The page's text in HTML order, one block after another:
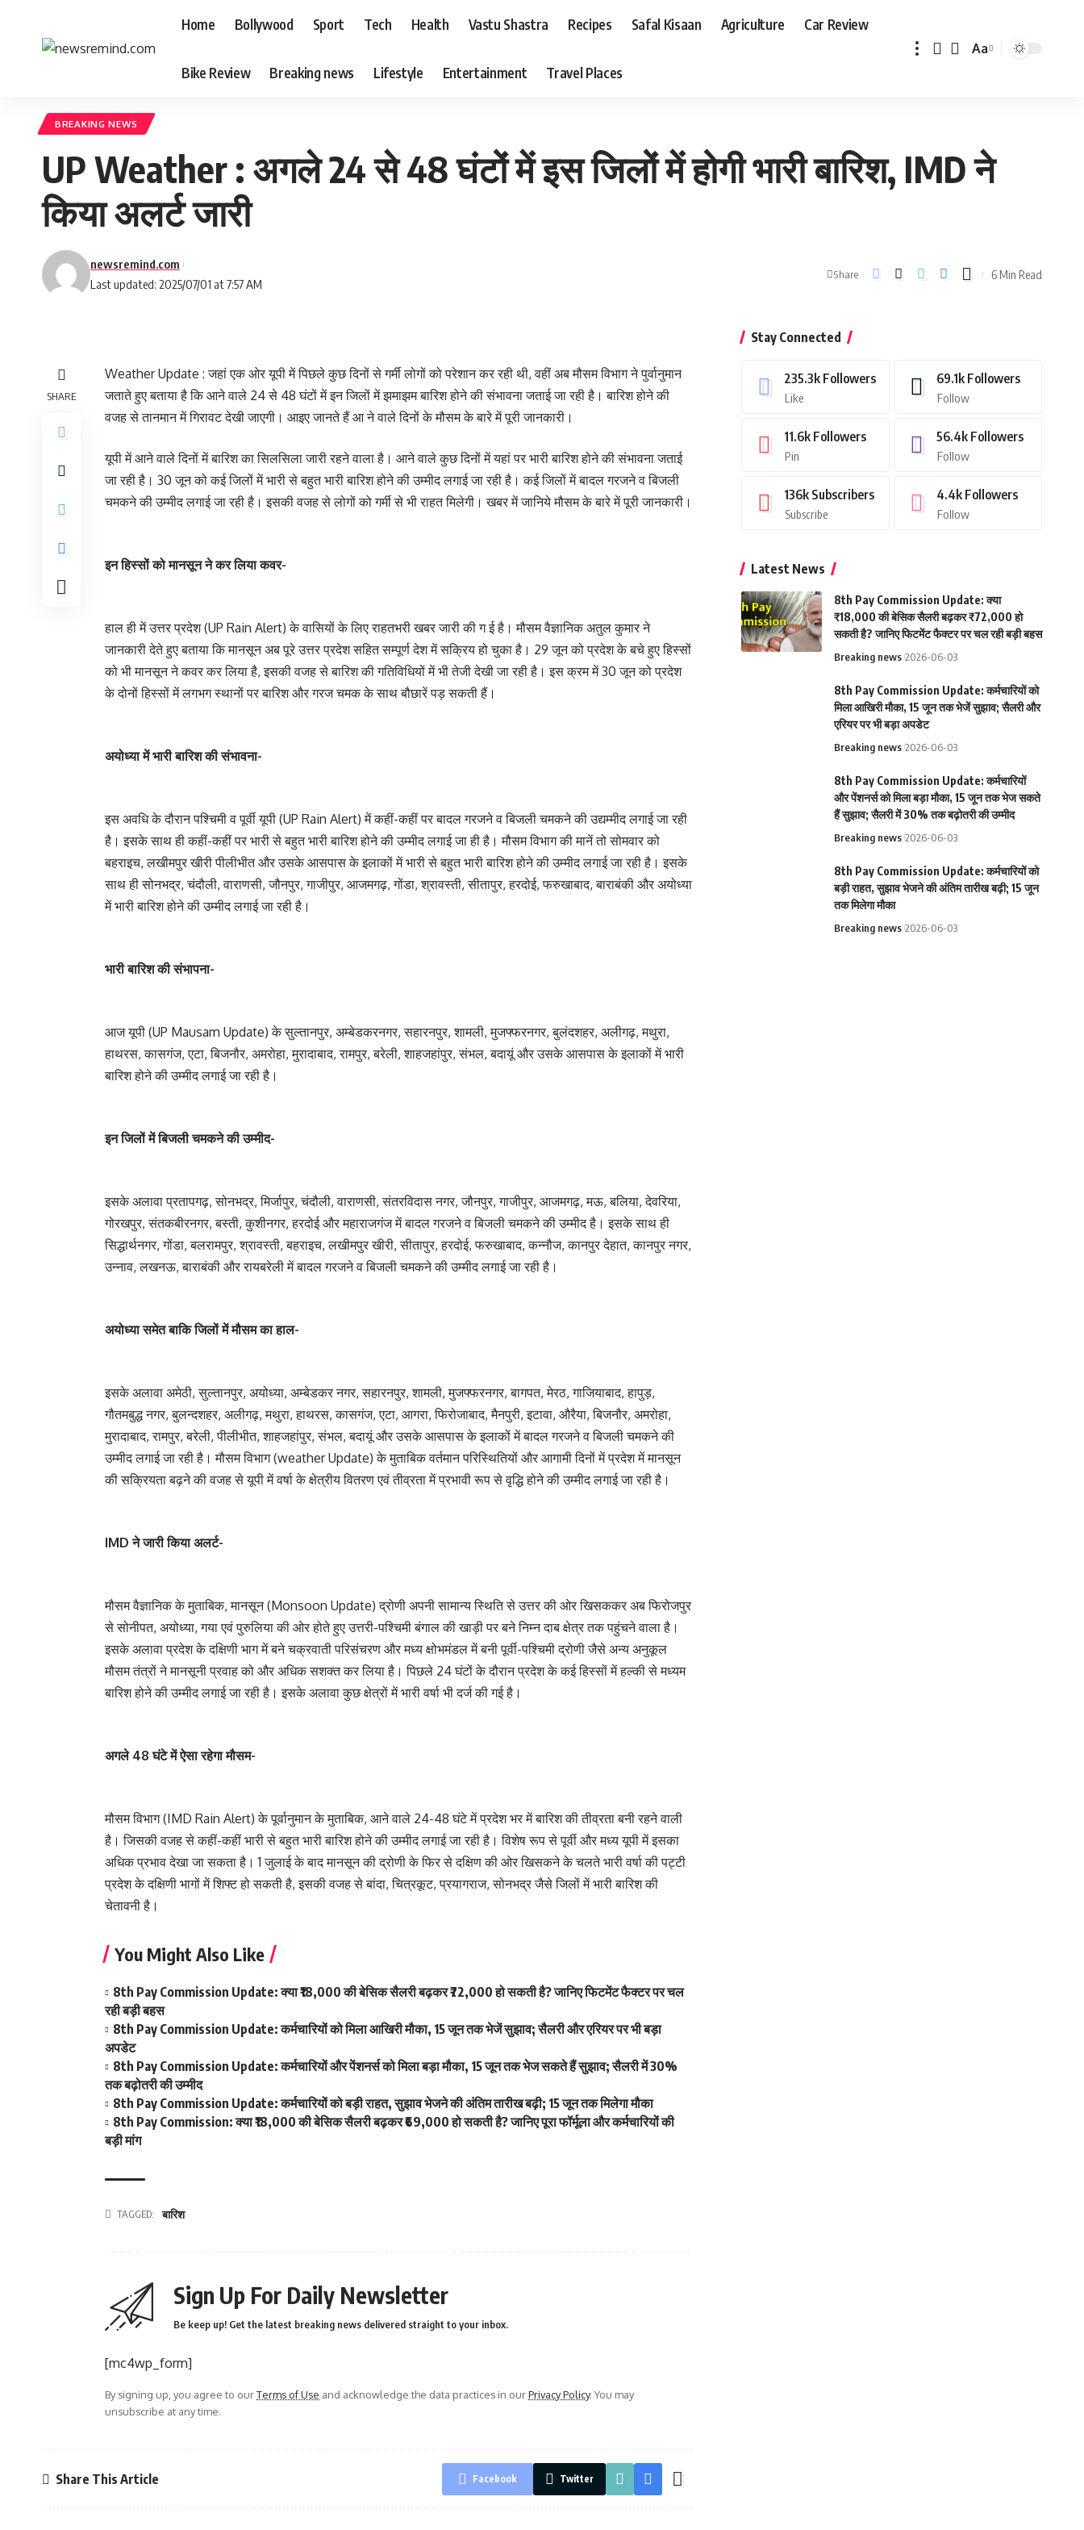
Home Bollywood Sport Tech Health Vastu Shastra Recipes Safal Kisaan Agriculture Car Review
Bike Review Breaking news Lifestyle Entertainment Travel Places
Font
Aa
BREAKING NEWS
UP Weather : अगले 24 से 48 घंटों में इस जिलों में होगी भारी बारिश, IMD ने
किया अलर्ट जारी
Last updated: 2025/07/01 at 7:57 AM
newsremind.com
Share 6 Min Read
SHARE
Weather Update : जहां एक ओर यूपी में पिछले कुछ दिनों से गर्मी लोगों को परेशान कर रही थी, वहीं अब मौसम विभाग ने पुर्वानुमान
जताते हुए बताया है कि आने वाले 24 से 48 घंटों में इन जिलों में झमाझम बारिश होने की संभावना जताई जा रही है। बारिश होने की
वजह से तानमान में गिरावट देखी जाएगी। आइए जानते हैं आ ने वाले दिनों के मौसम के बारे में पूरी जानकारी।
यूपी में आने वाले दिनों में बारिश का सिलसिला जारी रहने वाला है। आने वाले कुछ दिनों में यहां पर भारी बारिश होने की संभावना जताई
जा रही है। 30 जून को कई जिलों में भारी से बहुत भारी बारिश होने की उम्मीद लगाई जा रही है। कई जिलों में बादल गरजने व बिजली
चमकने की उम्मीद लगाई जा रही है। इसकी वजह से लोगों को गर्मी से भी राहत मिलेगी। खबर में जानिये मौसम के बारे में पूरी जानकारी।
इन हिस्सों को मानसून ने कर लिया कवर-
हाल ही में उत्तर प्रदेश (UP Rain Alert) के वासियों के लिए राहतभरी खबर जारी की ग ई है। मौसम वैज्ञानिक अतुल कुमार ने
जानकारी देते हुए बताया कि मानसून अब पूरे उत्तर प्रदेश सहित सम्पूर्ण देश में सक्रिय हो चुका है। 29 जून को प्रदेश के बचे हुए हिस्सों
को भी मानसून ने कवर कर लिया है, इसकी वजह से बारिश की गतिविधियों में भी तेजी देखी जा रही है। इस क्रम में 30 जून को प्रदेश
के दोनों हिस्सों में लगभग स्थानों पर बारिश और गरज चमक के साथ बौछारें पड़ सकती हैं।
अयोध्या में भारी बारिश की संभावना-
इस अवधि के दौरान पश्चिमी व पूर्वी यूपी (UP Rain Alert) में कहीं-कहीं पर बादल गरजने व बिजली चमकने की उद्यम्मीद लगाई जा रही
है। इसके साथ ही कहीं-कहीं पर भारी से बहुत भारी बारिश होने की उम्मीद लगाई जा ही है। मौसम विभाग की मानें तो सोमवार को
बहराइच, लखीमपुर खीरी पीलीभीत और उसके आसपास के इलाकों में भारी से बहुत भारी बारिश होने की उम्मीद लगाई जा रही है। इसके
साथ ही सोनभद्र, चंदौली, वाराणसी, जौनपुर, गाजीपुर, आजमगढ़, गोंडा, श्रावस्ती, सीतापुर, हरदोई, फरुखाबाद, बाराबंकी और अयोध्या
में भारी बारिश होने की उम्मीद लगाई जा रही है।
भारी बारिश की संभापना-
आज यूपी (UP Mausam Update) के सुल्तानपुर, अम्बेडकरनगर, सहारनपुर, शामली, मुजफ्फरनगर, बुलंदशहर, अलीगढ़, मथुरा,
हाथरस, कासगंज, एटा, बिजनौर, अमरोहा, मुरादाबाद, रामपुर, बरेली, शाहजहांपुर, संभल, बदायूं और उसके आसपास के इलाकों में भारी
बारिश होने की उम्मीद लगाई जा रही है।
इन जिलों में बिजली चमकने की उम्मीद-
इसके अलावा प्रतापगढ़, सोनभद्र, मिर्जापुर, चंदौली, वाराणसी, संतरविदास नगर, जौनपुर, गाजीपुर, आजमगढ़, मऊ, बलिया, देवरिया,
गोरखपुर, संतकबीरनगर, बस्ती, कुशीनगर, हरदोई और महाराजगंज में बादल गरजने व बिजली चमकने की उम्मीद है। इसके साथ ही
सिद्धार्थनगर, गोंडा, बलरामपुर, श्रावस्ती, बहराइच, लखीमपुर खीरी, सीतापुर, हरदोई, फरुखाबाद, कन्नौज, कानपुर देहात, कानपुर नगर,
उन्नाव, लखनऊ, बाराबंकी और रायबरेली में बादल गरजने व बिजली चमकने की उम्मीद लगाई जा रही है।
अयोध्या समेत बाकि जिलों में मौसम का हाल-
इसके अलावा अमेठी, सुल्तानपुर, अयोध्या, अम्बेडकर नगर, सहारनपुर, शामली, मुजफ्फरनगर, बागपत, मेरठ, गाजियाबाद, हापुड़,
गौतमबुद्ध नगर, बुलन्दशहर, अलीगढ़, मथुरा, हाथरस, कासगंज, एटा, आगरा, फिरोजाबाद, मैनपुरी, इटावा, औरैया, बिजनौर, अमरोहा,
मुरादाबाद, रामपुर, बरेली, पीलीभीत, शाहजहांपुर, संभल, बदायूं और उसके आसपास के इलाकों में बादल गरजने व बिजली चमकने की
उम्मीद लगाई जा रही है। मौसम विभाग (weather Update) के मुताबिक वर्तमान परिस्थितियों और आगामी दिनों में प्रदेश में मानसून
की सक्रियता बढ़ने की वजह से यूपी में वर्षा के क्षेत्रीय वितरण एवं तीव्रता में प्रभावी रूप से वृद्धि होने की उम्मीद लगाई जा रही है।
IMD ने जारी किया अलर्ट-
मौसम वैज्ञानिक के मुताबिक, मानसून (Monsoon Update) द्रोणी अपनी सामान्य स्थिति से उत्तर की ओर खिसककर अब फिरोजपुर
से सोनीपत, अयोध्या, गया एवं पुरुलिया की ओर होते हुए उत्तरी-पश्चिमी बंगाल की खाड़ी पर बने निम्न दाब क्षेत्र तक पहुंचने वाला है।
इसके अलावा प्रदेश के दक्षिणी भाग में बने चक्रवाती परिसंचरण और मध्य क्षोभमंडल में बनी पूर्वी-पश्चिमी द्रोणी जैसे अन्य अनुकूल
मौसम तंत्रों ने मानसूनी प्रवाह को और अधिक सशक्त कर लिया है। पिछले 24 घंटों के दौरान प्रदेश के कई हिस्सों में हल्की से मध्यम
बारिश होने की उम्मीद लगाई जा रही है। इसके अलावा कुछ क्षेत्रों में भारी वर्षा भी दर्ज की गई है।
अगले 48 घंटे में ऐसा रहेगा मौसम-
मौसम विभाग (IMD Rain Alert) के पूर्वानुमान के मुताबिक, आने वाले 24-48 घंटे में प्रदेश भर में बारिश की तीव्रता बनी रहने वाली
है। जिसकी वजह से कहीं-कहीं भारी से बहुत भारी बारिश होने की उम्मीद लगाई जा रही है। विशेष रूप से पूर्वी और मध्य यूपी में इसका
अधिक प्रभाव देखा जा सकता है। 1 जुलाई के बाद मानसून की द्रोणी के फिर से दक्षिण की ओर खिसकने के चलते भारी वर्षा की पट्टी
प्रदेश के दक्षिणी भागों में शिफ्ट हो सकती है, इसकी वजह से बांदा, चित्रकूट, प्रयागराज, सोनभद्र जैसे जिलों में भारी बारिश की
चेतावनी है।
You Might Also Like
8th Pay Commission Update: क्या ₹18,000 की बेसिक सैलरी बढ़कर ₹72,000 हो सकती है? जानिए फिटमेंट फैक्टर पर चल
रही बड़ी बहस
8th Pay Commission Update: कर्मचारियों को मिला आखिरी मौका, 15 जून तक भेजें सुझाव; सैलरी और एरियर पर भी बड़ा
अपडेट
8th Pay Commission Update: कर्मचारियों और पेंशनर्स को मिला बड़ा मौका, 15 जून तक भेज सकते हैं सुझाव; सैलरी में 30%
तक बढ़ोतरी की उम्मीद
8th Pay Commission Update: कर्मचारियों को बड़ी राहत, सुझाव भेजने की अंतिम तारीख बढ़ी; 15 जून तक मिलेगा मौका
8th Pay Commission: क्या ₹18,000 की बेसिक सैलरी बढ़कर ₹69,000 हो सकती है? जानिए पूरा फॉर्मूला और कर्मचारियों की
बड़ी मांग
TAGGED: बारिश
Sign Up For Daily Newsletter
Be keep up! Get the latest breaking news delivered straight to your inbox.
[mc4wp_form]
By signing up, you agree to ourTerms of Use and acknowledge the data practices in ourPrivacy Policy. You may
unsubscribe at any time.
Share This Article Facebook Twitter
Stay Connected
235.3k Followers
Like
69.1k Followers
Follow
11.6k Followers
Pin
56.4k Followers
Follow
136k Subscribers
Subscribe
4.4k Followers
Follow
Latest News
8th Pay Commission Update: क्या
₹18,000 की बेसिक सैलरी बढ़कर ₹72,000 हो
सकती है? जानिए फिटमेंट फैक्टर पर चल रही बड़ी बहस
Breaking news 2026-06-03
8th Pay Commission Update: कर्मचारियों को
मिला आखिरी मौका, 15 जून तक भेजें सुझाव; सैलरी और
एरियर पर भी बड़ा अपडेट
Breaking news 2026-06-03
8th Pay Commission Update: कर्मचारियों
और पेंशनर्स को मिला बड़ा मौका, 15 जून तक भेज सकते
हैं सुझाव; सैलरी में 30% तक बढ़ोतरी की उम्मीद
Breaking news 2026-06-03
8th Pay Commission Update: कर्मचारियों को
बड़ी राहत, सुझाव भेजने की अंतिम तारीख बढ़ी; 15 जून
तक मिलेगा मौका
Breaking news 2026-06-03